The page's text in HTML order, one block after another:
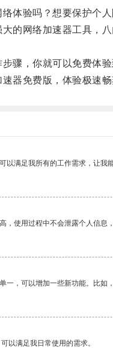
验吗？想要保护个人
网络加速器工具，八
，你就可以免费体验
免费版，体验极速畅
以满足我所有的工作需求，让我
，使用过程中不会泄露个人信息
一，可以增加一些新功能。比如
以满足我日常使用的需求。